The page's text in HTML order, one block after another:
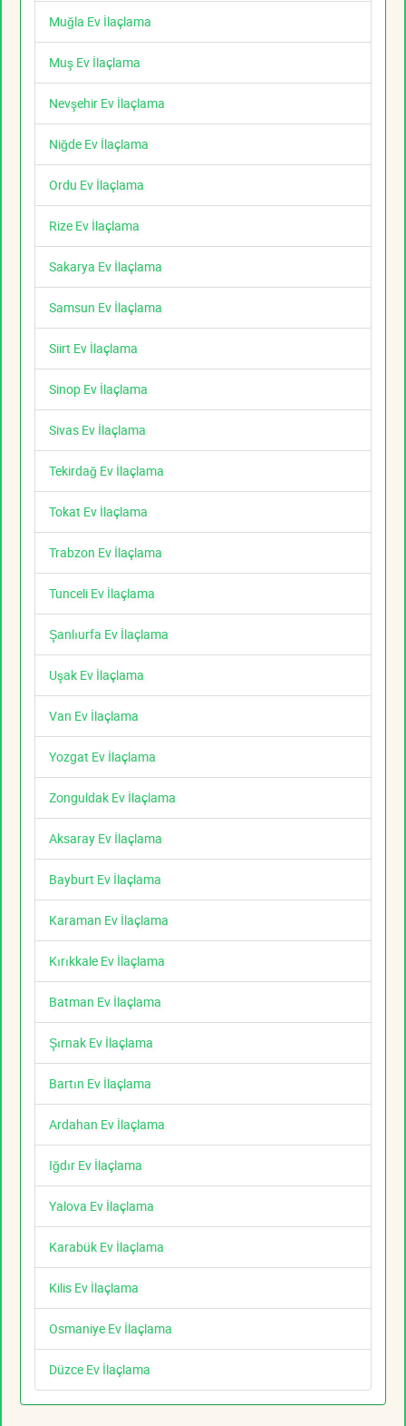
Muğla Ev İlaçlama
Muş Ev İlaçlama
Nevşehir Ev İlaçlama
Niğde Ev İlaçlama
Ordu Ev İlaçlama
Rize Ev İlaçlama
Sakarya Ev İlaçlama
Samsun Ev İlaçlama
Siirt Ev İlaçlama
Sinop Ev İlaçlama
Sivas Ev İlaçlama
Tekirdağ Ev İlaçlama
Tokat Ev İlaçlama
Trabzon Ev İlaçlama
Tunceli Ev İlaçlama
Şanlıurfa Ev İlaçlama
Uşak Ev İlaçlama
Van Ev İlaçlama
Yozgat Ev İlaçlama
Zonguldak Ev İlaçlama
Aksaray Ev İlaçlama
Bayburt Ev İlaçlama
Karaman Ev İlaçlama
Kırıkkale Ev İlaçlama
Batman Ev İlaçlama
Şırnak Ev İlaçlama
Bartın Ev İlaçlama
Ardahan Ev İlaçlama
Iğdır Ev İlaçlama
Yalova Ev İlaçlama
Karabük Ev İlaçlama
Kilis Ev İlaçlama
Osmaniye Ev İlaçlama
Düzce Ev İlaçlama